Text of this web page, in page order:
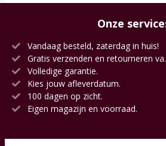
Onze
Vandaag besteld, zaterdag in huis!
Gratis verzenden en retourneren
Volledige garantie.
Kies jouw afleverdatum.
100 dagen op zicht.
Eigen magazijn en voorraad.